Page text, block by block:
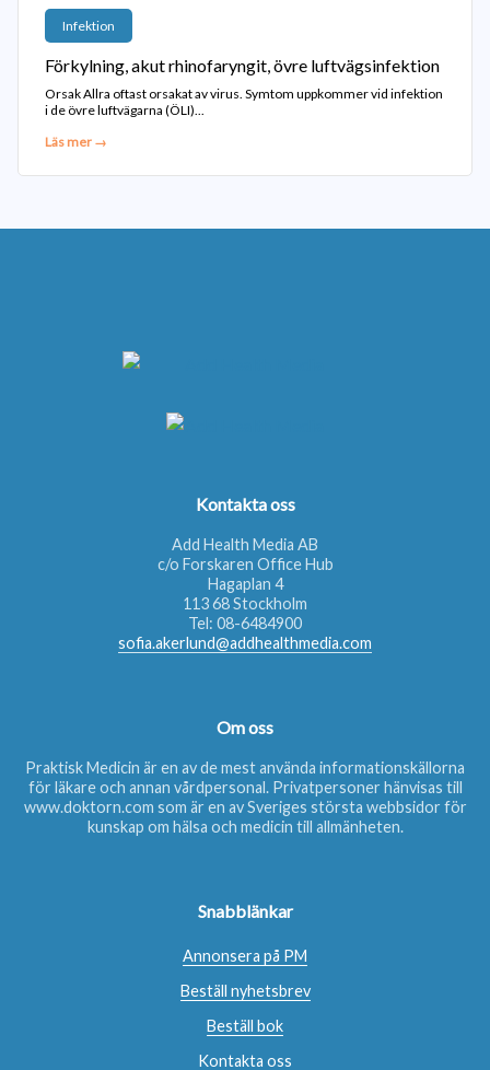
Infektion
Förkylning, akut rhinofaryngit, övre luftvägsinfektion
Orsak Allra oftast orsakat av virus. Symtom uppkommer vid infektion
i de övre luftvägarna (ÖLI)...
Läs mer →
Kontakta oss
Add Health Media AB
c/o Forskaren Office Hub
Hagaplan 4
113 68 Stockholm
Tel: 08-6484900
sofia.akerlund@addhealthmedia.com
Om oss
Praktisk Medicin är en av de mest använda informationskällorna
för läkare och annan vårdpersonal. Privatpersoner hänvisas till
www.doktorn.com som är en av Sveriges största webbsidor för
kunskap om hälsa och medicin till allmänheten.
Snabblänkar
Annonsera på PM
Beställ nyhetsbrev
Beställ bok
Kontakta oss